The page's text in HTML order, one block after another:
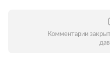
Комментарии